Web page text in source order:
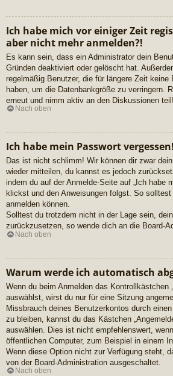
Ich habe mich vor einiger Zeit
aber nicht mehr anmelden?!
Es kann sein, dass ein Administrator dein
Gründen deaktiviert oder gelöscht hat.
regelmäßig Benutzer, die für längere Zeit keine
haben, um die Datenbankgröße zu verringern.
erneut und nimm aktiv an den Diskussionen teil!
Nach oben
Ich habe mein Passwort vergessen!
Das ist nicht schlimm! Wir können dir zwar
wieder mitteilen, du kannst es jedoch
indem du auf der Anmelde-Seite auf „Ich habe
klickst und den Anweisungen folgst. So
anmelden können.
Solltest du trotzdem nicht in der Lage sein,
zurückzusetzen, so wende dich an die Board-
Nach oben
Warum werde ich automatisch
Wenn du beim Anmelden das Kontrollkästchen
auswählst, wirst du nur für eine Sitzung
Missbrauch deines Benutzerkontos durch
zu bleiben, kannst du das Kästchen
auswählen. Dies ist nicht empfehlenswert,
öffentlichen Computer, zum Beispiel in einem
Wenn diese Option nicht zur Verfügung steht,
von der Board-Administration ausgeschaltet.
Nach oben